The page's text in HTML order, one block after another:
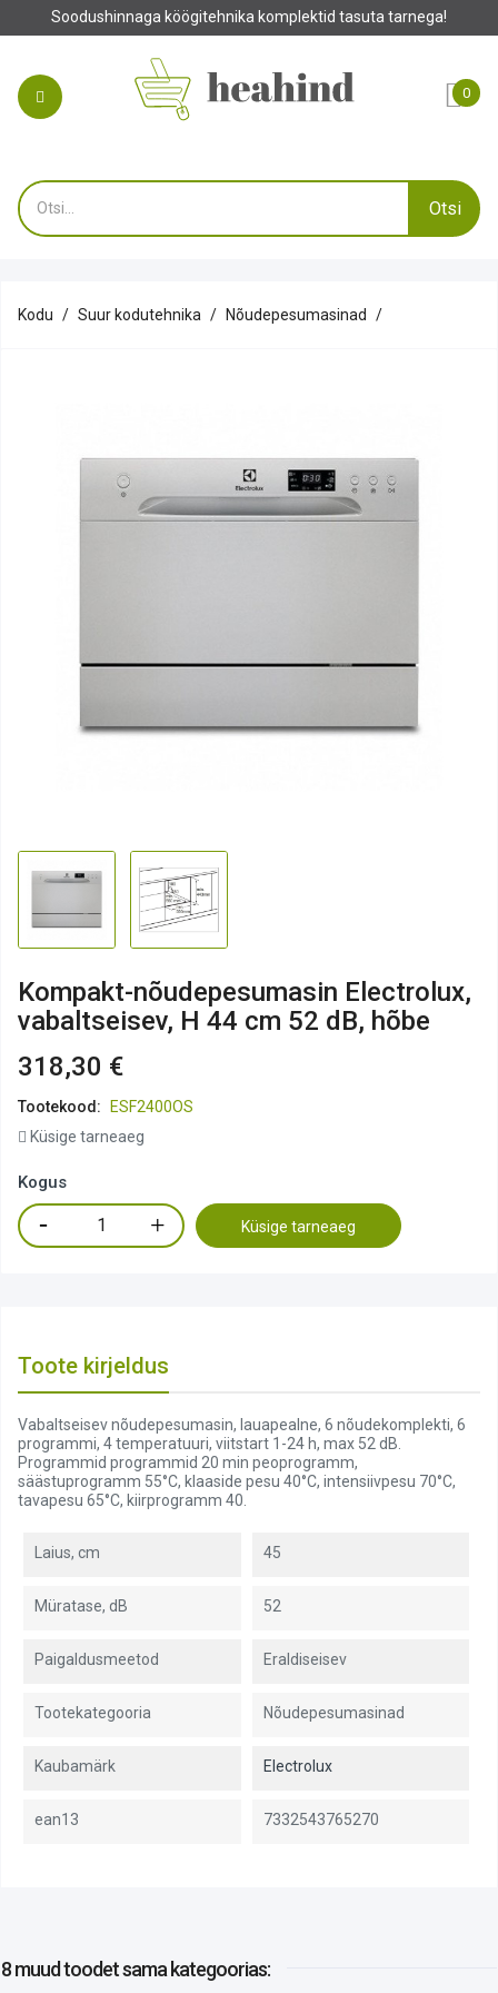
Soodushinnaga köögitehnika komplektid tasuta tarnega!
0
Otsi
Kodu Suur kodutehnika Nõudepesumasinad
Kompakt-nõudepesumasin Electrolux,
vabaltseisev, H 44 cm 52 dB, hõbe
318,30 €
Tootekood:
ESF2400OS
Küsige tarneaeg
Kogus
Küsige tarneaeg
Toote kirjeldus
Vabaltseisev nõudepesumasin, lauapealne, 6 nõudekomplekti, 6
programmi, 4 temperatuuri, viitstart 1-24 h, max 52 dB.
Programmid programmid 20 min peoprogramm,
säästuprogramm 55°C, klaaside pesu 40°C, intensiivpesu 70°C,
tavapesu 65°C, kiirprogramm 40.
Laius, cm 45
Müratase, dB 52
Paigaldusmeetod Eraldiseisev
Tootekategooria Nõudepesumasinad
Kaubamärk Electrolux
ean13 7332543765270
8 muud toodetsama kategoorias: